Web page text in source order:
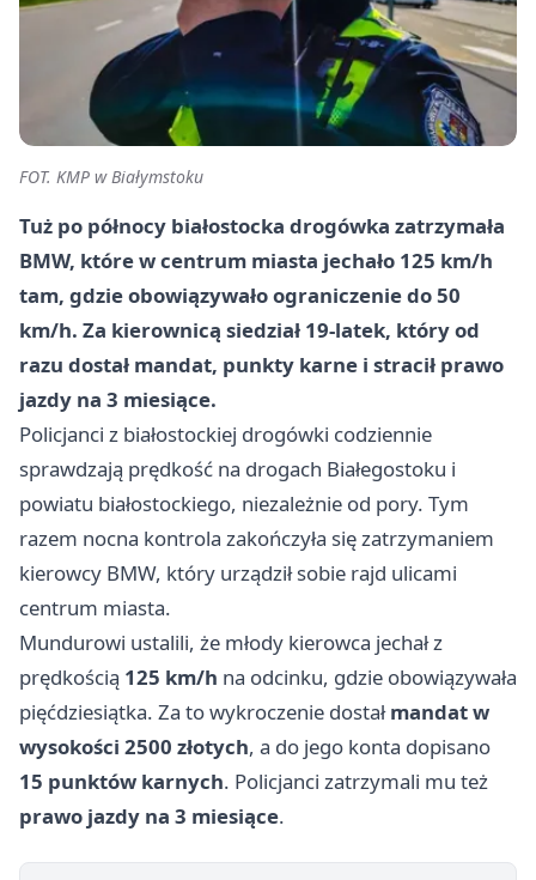
FOT. KMP w Białymstoku
Tuż po północy białostocka drogówka zatrzymała
BMW, które w centrum miasta jechało 125 km/h
tam, gdzie obowiązywało ograniczenie do 50
km/h. Za kierownicą siedział 19-latek, który od
razu dostał mandat, punkty karne i stracił prawo
jazdy na 3 miesiące.
Policjanci z białostockiej drogówki codziennie
sprawdzają prędkość na drogach Białegostoku i
powiatu białostockiego, niezależnie od pory. Tym
razem nocna kontrola zakończyła się zatrzymaniem
kierowcy BMW, który urządził sobie rajd ulicami
centrum miasta.
Mundurowi ustalili, że młody kierowca jechał z
prędkością 125 km/h na odcinku, gdzie obowiązywała
pięćdziesiątka. Za to wykroczenie dostałmandat w
wysokości 2500 złotych, a do jego konta dopisano
15 punktów karnych. Policjanci zatrzymali mu też
prawo jazdy na 3 miesiące.